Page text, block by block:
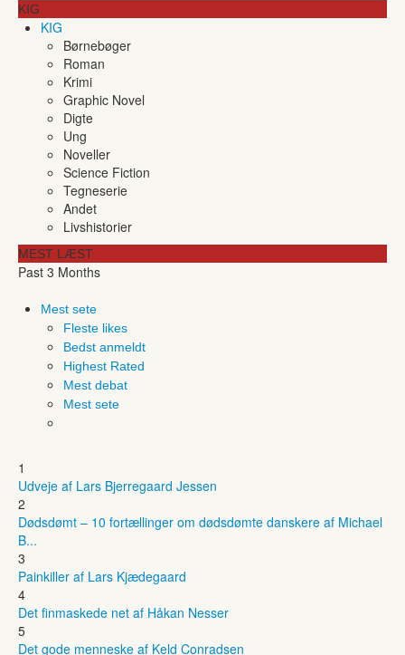
KIG
KIG
Børnebøger
Roman
Krimi
Graphic Novel
Digte
Ung
Noveller
Science Fiction
Tegneserie
Andet
Livshistorier
MEST LÆST
Past 3 Months
Mest sete
Fleste likes
Bedst anmeldt
Highest Rated
Mest debat
Mest sete
1
Udveje af Lars Bjerregaard Jessen
2
Dødsdømt – 10 fortællinger om dødsdømte danskere af Michael
B...
3
Painkiller af Lars Kjædegaard
4
Det finmaskede net af Håkan Nesser
5
Det gode menneske af Keld Conradsen